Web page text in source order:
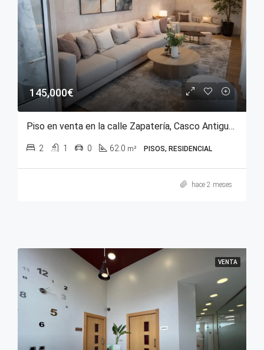
145,000€
Piso en venta en la calle Zapatería, Casco Antiguo de Vitoria-Gasteiz
2 1 0 62.0 m² PISOS, RESIDENCIAL
hace 2 meses
VENTA